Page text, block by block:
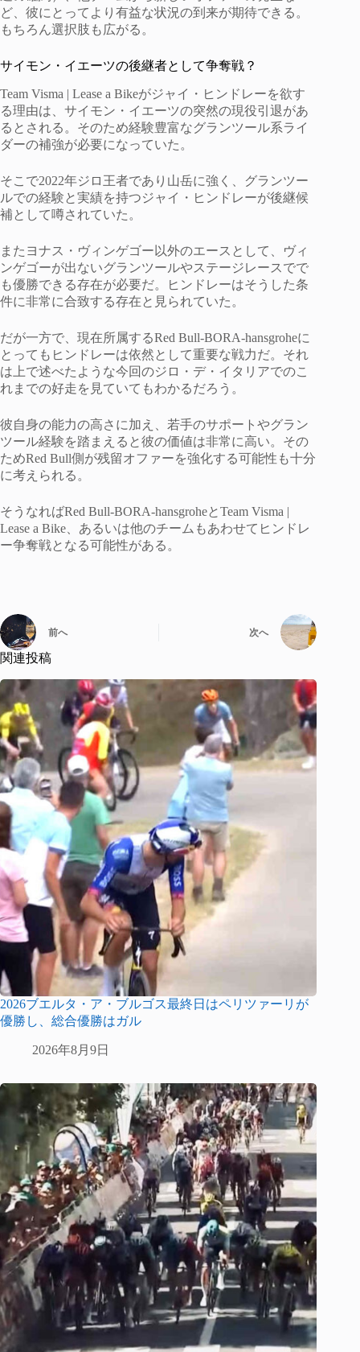
ど、彼にとってより有益な状況の到来が期待できる。
もちろん選択肢も広がる。
サイモン・イエーツの後継者として争奪戦？
Team Visma | Lease a Bikeがジャイ・ヒンドレーを欲す
る理由は、サイモン・イエーツの突然の現役引退があ
るとされる。そのため経験豊富なグランツール系ライ
ダーの補強が必要になっていた。
そこで2022年ジロ王者であり山岳に強く、グランツー
ルでの経験と実績を持つジャイ・ヒンドレーが後継候
補として噂されていた。
またヨナス・ヴィンゲゴー以外のエースとして、ヴィ
ンゲゴーが出ないグランツールやステージレースでで
も優勝できる存在が必要だ。ヒンドレーはそうした条
件に非常に合致する存在と見られていた。
だが一方で、現在所属するRed Bull-BORA-hansgroheに
とってもヒンドレーは依然として重要な戦力だ。それ
は上で述べたような今回のジロ・デ・イタリアでのこ
れまでの好走を見ていてもわかるだろう。
彼自身の能力の高さに加え、若手のサポートやグラン
ツール経験を踏まえると彼の価値は非常に高い。その
ためRed Bull側が残留オファーを強化する可能性も十分
に考えられる。
そうなればRed Bull-BORA-hansgroheとTeam Visma |
Lease a Bike、あるいは他のチームもあわせてヒンドレ
ー争奪戦となる可能性がある。
前へ 次へ
関連投稿
2026ブエルタ・ア・ブルゴス最終日はペリツァーリが
優勝し、総合優勝はガル
2026年8月9日